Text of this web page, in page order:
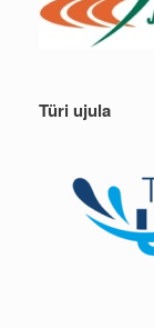
Türi ujula